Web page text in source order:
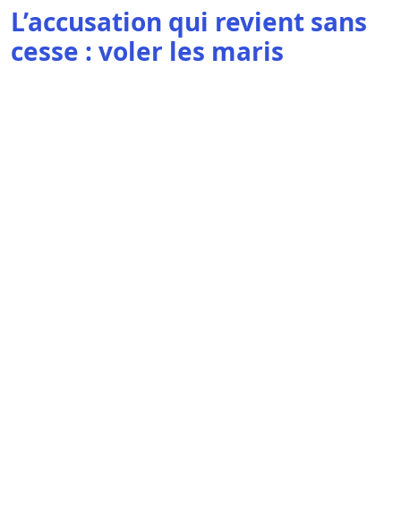
L’accusation qui revient sans
cesse : voler les maris